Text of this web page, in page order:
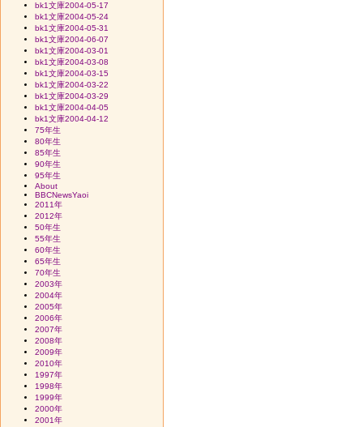
bk1文庫2004-05-17
bk1文庫2004-05-24
bk1文庫2004-05-31
bk1文庫2004-06-07
bk1文庫2004-03-01
bk1文庫2004-03-08
bk1文庫2004-03-15
bk1文庫2004-03-22
bk1文庫2004-03-29
bk1文庫2004-04-05
bk1文庫2004-04-12
75年生
80年生
85年生
90年生
95年生
About
BBCNewsYaoi
2011年
2012年
50年生
55年生
60年生
65年生
70年生
2003年
2004年
2005年
2006年
2007年
2008年
2009年
2010年
1997年
1998年
1999年
2000年
2001年